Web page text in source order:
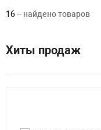
16– найдено товаров
Хиты продаж